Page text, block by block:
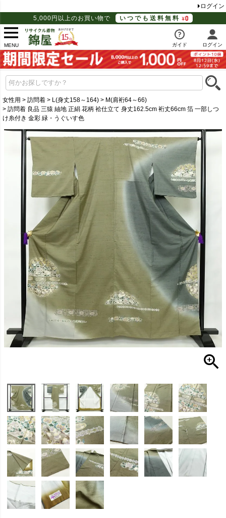
ログイン
5,000円以上のお買い物で
いつでも送料無料
MENU ガイド ログイン
女性用 訪問着 L(身丈158～164)
M(肩裄64～66)
訪問着 良品 三猿 紬地 正絹 花柄 袷仕立て 身丈162.5cm 裄丈66cm 箔 一部しつ
け糸付き 金彩 緑・うぐいす色